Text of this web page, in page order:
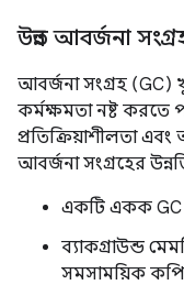
উন্নত আবর্জনা
আবর্জনা সংগ্রহ (GC)
কর্মক্ষমতা নষ্ট করতে
প্রতিক্রিয়াশীলতা এবং
আবর্জনা সংগ্রহের
একটি একক GC
ব্যাকগ্রাউন্ড
সমসাময়িক